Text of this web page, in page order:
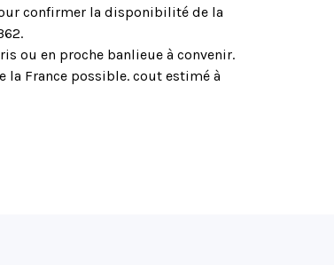
confirmer la disponibilité de la
ou en proche banlieue à convenir.
la France possible. cout estimé à